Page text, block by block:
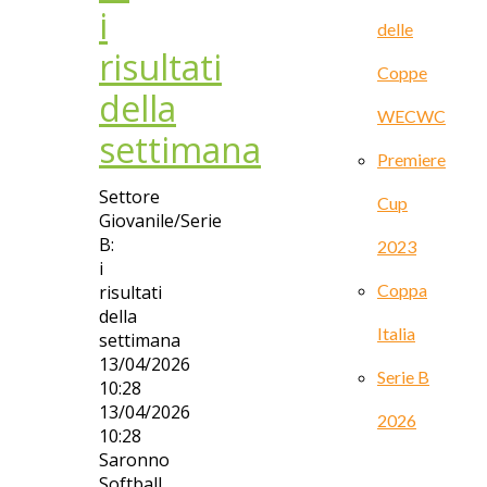
delle
Coppe
WECWC
Premiere
Cup
2023
Coppa
Italia
Serie B
2026
i
risultati
della
settimana
Settore
Giovanile/Serie
B:
i
risultati
della
settimana
13/04/2026
10:28
13/04/2026
10:28
Saronno